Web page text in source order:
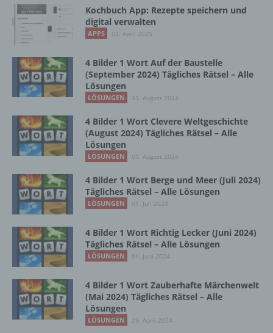
Kochbuch App: Rezepte speichern und
digital verwalten
APPS 03. April 2025
4 Bilder 1 Wort Auf der Baustelle
(September 2024) Tägliches Rätsel – Alle
Lösungen
LÖSUNGEN 31. August 2024
4 Bilder 1 Wort Clevere Weltgeschichte
(August 2024) Tägliches Rätsel – Alle
Lösungen
LÖSUNGEN 01. August 2024
4 Bilder 1 Wort Berge und Meer (Juli 2024)
Tägliches Rätsel – Alle Lösungen
LÖSUNGEN 01. Juli 2024
4 Bilder 1 Wort Richtig Lecker (Juni 2024)
Tägliches Rätsel – Alle Lösungen
LÖSUNGEN 01. Juni 2024
4 Bilder 1 Wort Zauberhafte Märchenwelt
(Mai 2024) Tägliches Rätsel – Alle
Lösungen
LÖSUNGEN 29. April 2024
Verarbeitung ist jeder mit oder ohne Hilfe
automatisierter Verfahren ausgeführte
Zusammenhang mit personenbezogenen
Daten wie das Erheben, das Erfassen, die
Organisation, das Ordnen, die Speicherung,
die Anpassung oder Veränderung, das
die Offenlegung durch Übermittlung,
Verbreitung oder eine andere Form der
Bereitstellung, den Abgleich oder die
Verknüpfung, die Einschränkung, das
d) Einschränkung der Verarbeitung
Einschränkung der Verarbeitung ist die
Markierung gespeicherter
personenbezogener Daten mit dem Ziel, ihre
künftige Verarbeitung einzuschränken.
e) Profiling